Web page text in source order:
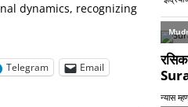
dynamics, recognizing
Telegram Email